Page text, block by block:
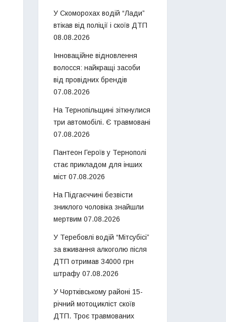
У Скоморохах водій “Лади”
втікав від поліції і скоїв ДТП
08.08.2026
Інноваційне відновлення
волосся: найкращі засоби
від провідних брендів
07.08.2026
На Тернопільщині зіткнулися
три автомобілі. Є травмовані
07.08.2026
Пантеон Героїв у Тернополі
стає прикладом для інших
міст 07.08.2026
На Підгаєччині безвісти
зниклого чоловіка знайшли
мертвим 07.08.2026
У Теребовлі водій “Мітсубісі”
за вживання алкоголю після
ДТП отримав 34000 грн
штрафу 07.08.2026
У Чортківському районі 15-
річний мотоцикліст скоїв
ДТП. Троє травмованих